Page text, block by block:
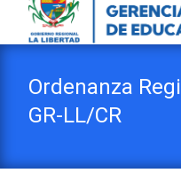
Ordenanza
GR-LL/CR